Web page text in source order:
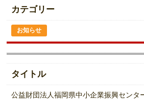
カテゴリー
お知らせ
タイトル
公益財団法人福岡県中小企業振興センタ